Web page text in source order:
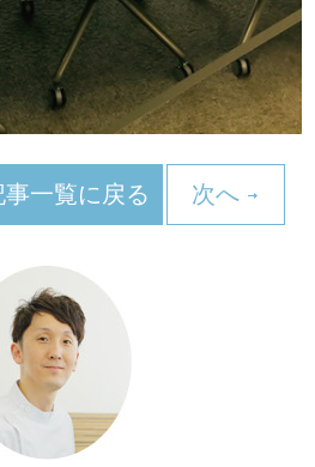
事一覧に戻る 次へ